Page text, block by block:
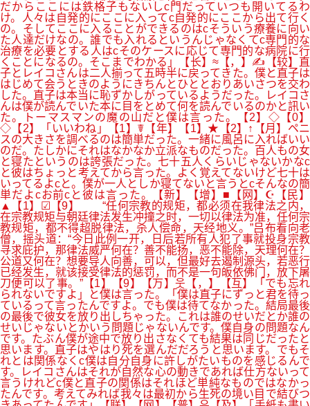
だからここには鉄格子もないしc門だっていつも開いてるわ
け。人々は自発的にここに入ってc自発的にここから出て行く
の。そしてここに入ることができるのはcそういう療養に向い
た人達だけなの。誰でも入れるというんじゃなくてc専門的な
治療を必要とする人はcそのケースに応じて専門的な病院に行
くことになるの。そこまでわかる」【长】≈【，】✍【较】直
子とレイコさんは二人揃って五時半に戻ってきた。僕と直子は
はじめて会うときのようにきちんとひととおりあいさつを交わ
した。直子は本当に恥ずかしがっているようだった。レイコさ
んは僕が読んでいた本に目をとめて何を読んでいるのかと訊い
た。トーマスマンの魔の山だと僕は言った。【2】◇【0】
◇【2】「いいわね」【1】☤【年】【1】★【2】↑【月】ペニ
スの大きさを調べるのは簡単だった。一緒に風呂に入ればいい
のだ。たしかにそれはなかなか立派なものだった。百人もの女
と寝たというのは誇張だった。七十五人くらいじゃないかなc
と彼はちょっと考えてから言った。よく覚えてないけど七十は
いってるよcと。僕が一人としか寝てないと言うとcそんなの簡
単だよcお前cと彼は言った。【新】【增】■【网】☪【民】
▲【1】☑【9】 “任何宗教的规矩，都必须在我律法之内，
在宗教规矩与朝廷律法发生冲撞之时，一切以律法为准，任何宗
教规矩，都不得超脱律法，杀人偿命，天经地义。”吕布看向老
僧，摇头道：“今日此例一开，日后若所有人犯了事就投身宗教
寻求庇护，那律法威严何在？善不能扬，恶不能除，天理何在？
公道又何在？想要导人向善，可以，但最好去遏制源头，若恶行
已经发生，就该接受律法的惩罚，而不是一句皈依佛门，放下屠
刀便可以了事。”【1】【9】【万】웃【，】【互】「でも忘れ
られないですよ」と僕は言った。「僕は直子にずっと君を待っ
ているって言ったんですよ。でも僕は待てなかった。結局最後
の最後で彼女を放り出しちゃった。これは誰のせいだとか誰の
せいじゃないとかいう問題じゃないんです。僕自身の問題なん
です。たぶん僕が途中で放り出さなくても結果は同じだったと
思います。直子はやはり死を選んだだろうと思います。でもそ
れとは関係なくc僕は自分自身に許しがたいものを感じるんで
す。レイコさんはそれが自然な心の動きであれば仕方ないって
言うけれどc僕と直子の関係はそれほど単純なものではなかっ
たんです。考えてみれば我々は最初から生死の境い目で結びつ